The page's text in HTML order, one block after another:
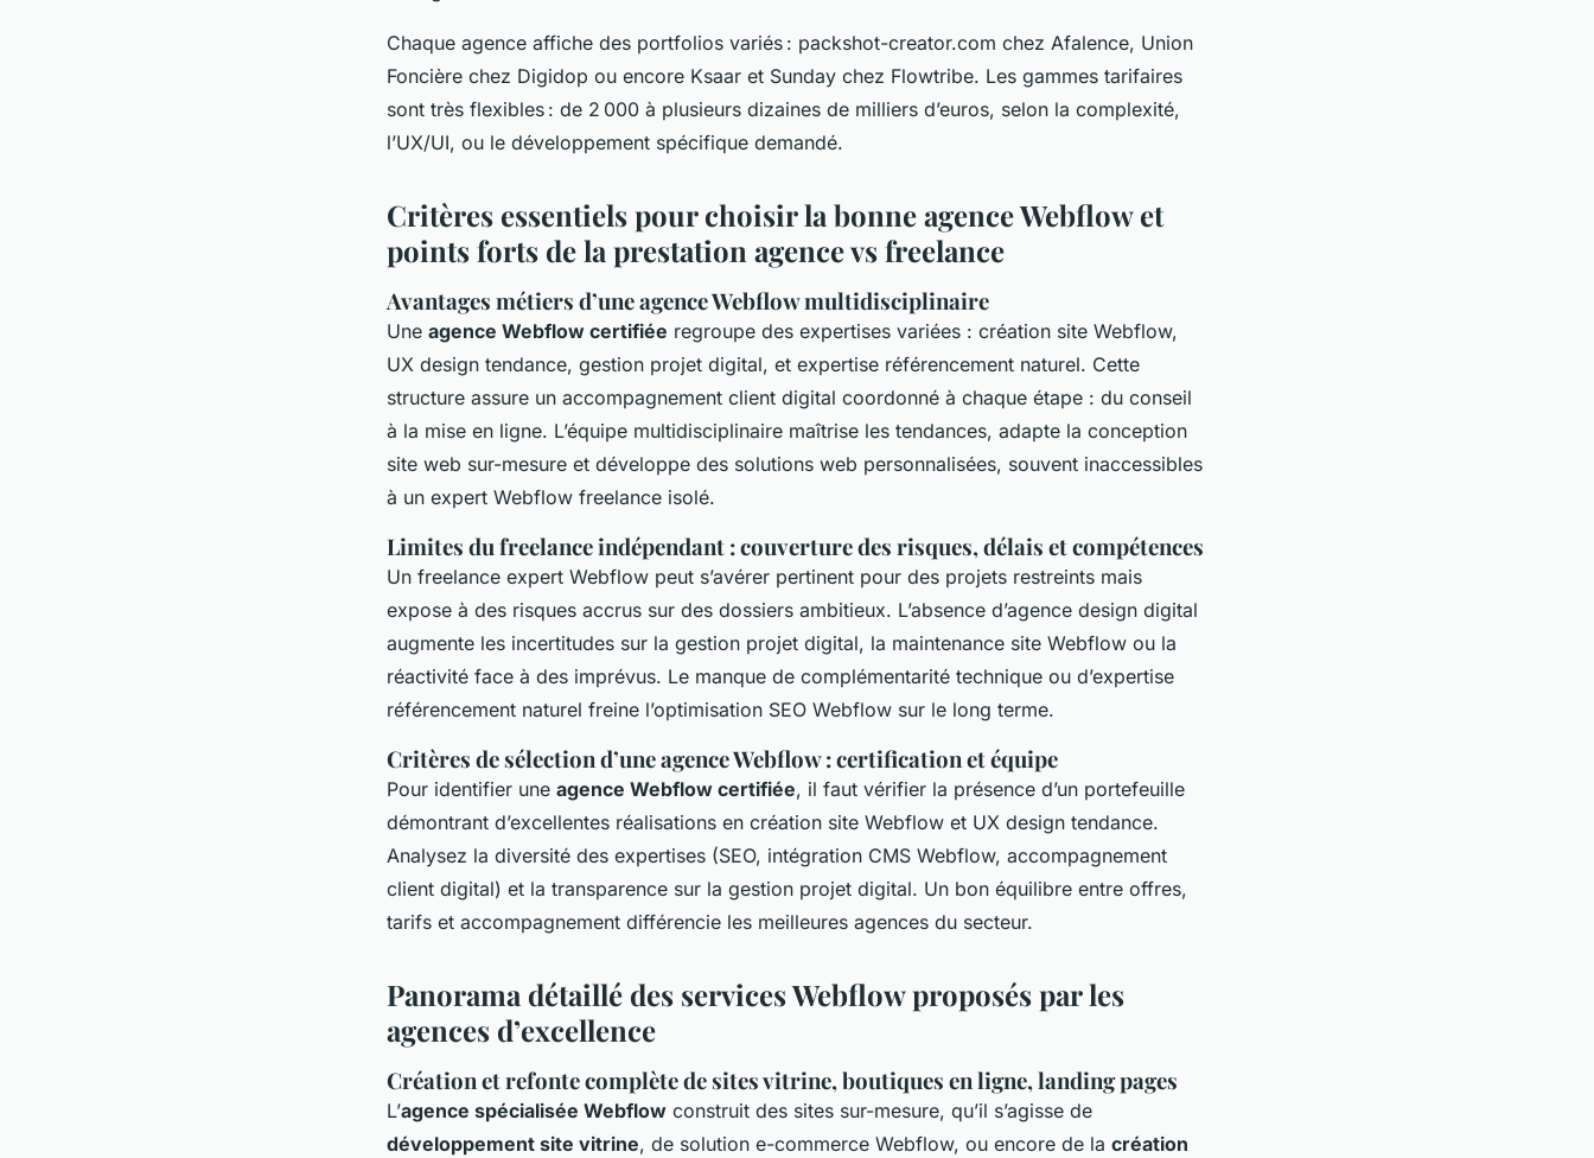
Chaque agence affiche des portfolios variés : packshot-creator.com chez Afalence, Union
Foncière chez Digidop ou encore Ksaar et Sunday chez Flowtribe. Les gammes tarifaires
sont très flexibles : de 2 000 à plusieurs dizaines de milliers d’euros, selon la complexité,
l’UX/UI, ou le développement spécifique demandé.
Critères essentiels pour choisir la bonne agence Webflow et
points forts de la prestation agence vs freelance
Avantages métiers d’une agence Webflow multidisciplinaire
Une agence Webflow certifiée regroupe des expertises variées : création site Webflow,
UX design tendance, gestion projet digital, et expertise référencement naturel. Cette
structure assure un accompagnement client digital coordonné à chaque étape : du conseil
à la mise en ligne. L’équipe multidisciplinaire maîtrise les tendances, adapte la conception
site web sur-mesure et développe des solutions web personnalisées, souvent inaccessibles
à un expert Webflow freelance isolé.
Limites du freelance indépendant : couverture des risques, délais et compétences
Un freelance expert Webflow peut s’avérer pertinent pour des projets restreints mais
expose à des risques accrus sur des dossiers ambitieux. L’absence d’agence design digital
augmente les incertitudes sur la gestion projet digital, la maintenance site Webflow ou la
réactivité face à des imprévus. Le manque de complémentarité technique ou d’expertise
référencement naturel freine l’optimisation SEO Webflow sur le long terme.
Critères de sélection d’une agence Webflow : certification et équipe
Pour identifier une agence Webflow certifiée, il faut vérifier la présence d’un portefeuille
démontrant d’excellentes réalisations en création site Webflow et UX design tendance.
Analysez la diversité des expertises (SEO, intégration CMS Webflow, accompagnement
client digital) et la transparence sur la gestion projet digital. Un bon équilibre entre offres,
tarifs et accompagnement différencie les meilleures agences du secteur.
Panorama détaillé des services Webflow proposés par les
agences d’excellence
Création et refonte complète de sites vitrine, boutiques en ligne, landing pages
L’agence spécialisée Webflow construit des sites sur-mesure, qu’il s’agisse de
développement site vitrine, de solution e-commerce Webflow, ou encore de la création